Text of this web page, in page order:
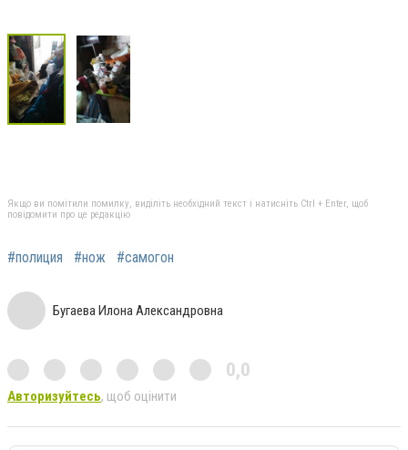
Якщо ви помітили помилку, виділіть необхідний текст і натисніть Ctrl + Enter, щоб
повідомити про це редакцію
#полиция #нож #самогон
Бугаева Илона Александровна
0,0
Авторизуйтесь, щоб оцінити